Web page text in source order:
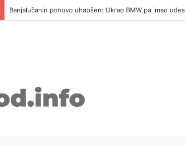
Banjalučanin ponovo uhapšen: Ukrao BMW pa imao udes